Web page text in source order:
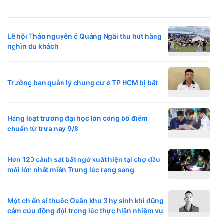
Lễ hội Thảo nguyên ở Quảng Ngãi thu hút hàng
nghìn du khách
Trưởng ban quản lý chung cư ở TP HCM bị bắt
Hàng loạt trường đại học lớn công bố điểm
chuẩn từ trưa nay 9/8
Hơn 120 cảnh sát bất ngờ xuất hiện tại chợ đầu
mối lớn nhất miền Trung lúc rạng sáng
Một chiến sĩ thuộc Quân khu 3 hy sinh khi dũng
cảm cứu đồng đội trong lúc thực hiện nhiệm vụ